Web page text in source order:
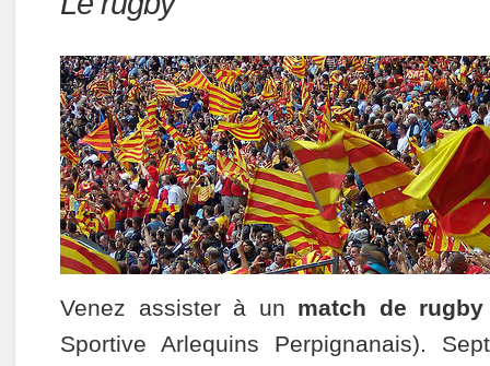
Venez assister à un match de rugby
Sportive Arlequins Perpignanais).